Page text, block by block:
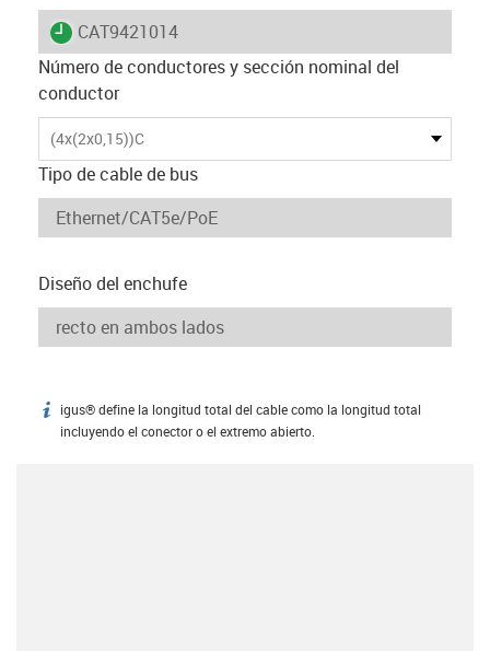
igus-icon-lieferzeit
CAT9421014
Número de conductores y sección nominal del
conductor
(4x(2x0,15))C
Tipo de cable de bus
Diseño del enchufe
igus-icon-info
igus® define la longitud total del cable como la longitud total
incluyendo el conector o el extremo abierto.